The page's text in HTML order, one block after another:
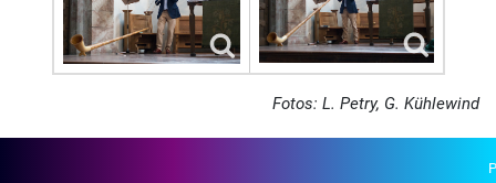
Fotos: L. Petry, G. Kühlewind